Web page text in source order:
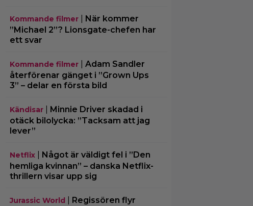
Kommande filmer| När kommer
”Michael 2”? Lionsgate-chefen har
ett svar
Kommande filmer| Adam Sandler
återförenar gänget i ”Grown Ups
3” – delar en första bild
Kändisar| Minnie Driver skadad i
otäck bilolycka: ”Tacksam att jag
lever”
Netflix| Något är väldigt fel i ”Den
hemliga kvinnan” – danska Netflix-
thrillern visar upp sig
Jurassic World
Regissören flyr